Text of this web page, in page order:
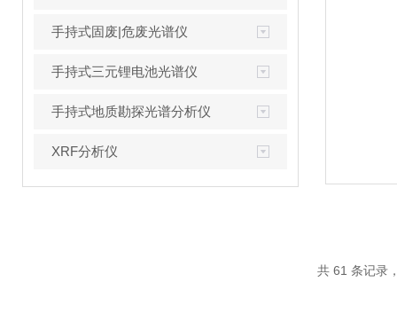
手持式固废|危废光谱仪
手持式三元锂电池光谱仪
手持式地质勘探光谱分析仪
XRF分析仪
共 61 条记录